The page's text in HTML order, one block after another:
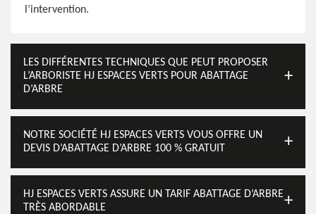
l’intervention.
LES DIFFÉRENTES TECHNIQUES QUE PEUT PROPOSER
L’ARBORISTE HJ ESPACES VERTS POUR ABATTAGE
D’ARBRE
NOTRE SOCIÉTÉ HJ ESPACES VERTS VOUS OFFRE UN
DEVIS D’ABATTAGE D’ARBRE 100 % GRATUIT
HJ ESPACES VERTS ASSURE UN TARIF ABATTAGE D’ARBRE
TRÈS ABORDABLE